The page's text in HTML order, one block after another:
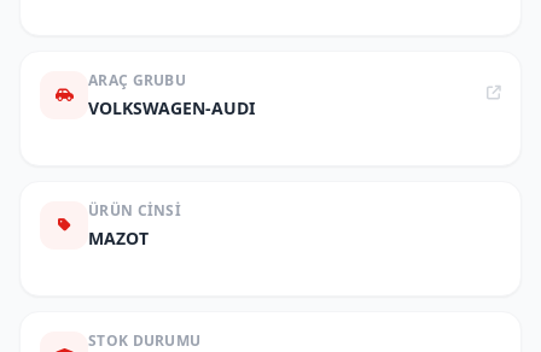
ARAÇ GRUBU
VOLKSWAGEN-AUDI
ÜRÜN CINSI
MAZOT
STOK DURUMU